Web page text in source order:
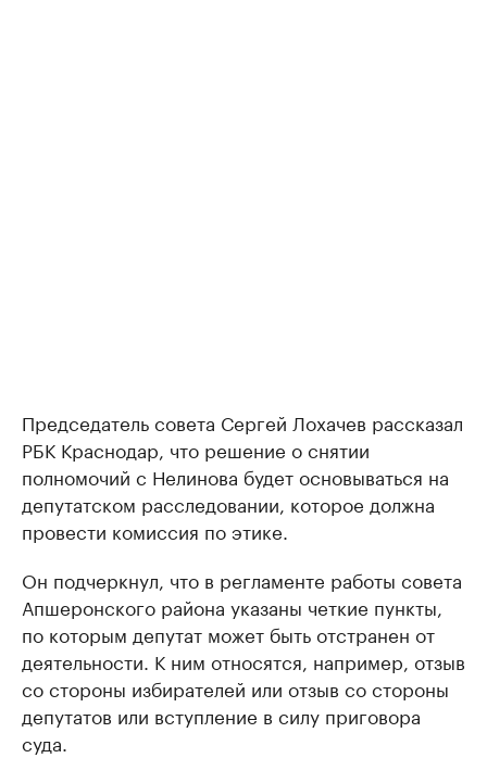
Председатель совета Сергей Лохачев рассказал
РБК Краснодар, что решение о снятии
полномочий с Нелинова будет основываться на
депутатском расследовании, которое должна
провести комиссия по этике.
Он подчеркнул, что в регламенте работы совета
Апшеронского района указаны четкие пункты,
по которым депутат может быть отстранен от
деятельности. К ним относятся, например, отзыв
со стороны избирателей или отзыв со стороны
депутатов или вступление в силу приговора
суда.